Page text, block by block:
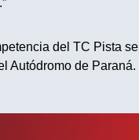
del TC Pista
Autódromo de Paraná.